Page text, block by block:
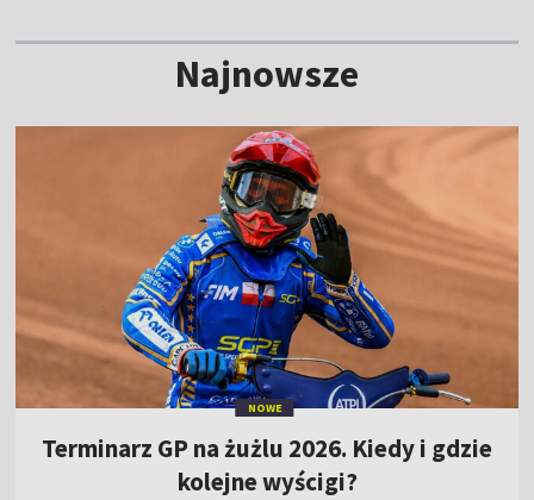
Najnowsze
NOWE
Terminarz GP na żużlu 2026. Kiedy i gdzie
kolejne wyścigi?